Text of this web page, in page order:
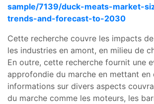
sample/7139/duck-meats-market-
trends-and-forecast-to-2030
Cette recherche couvre les impacts
les industries en amont, en milieu de
En outre, cette recherche fournit une
approfondie du marche en mettant en
informations sur divers aspects
du marche comme les moteurs, les